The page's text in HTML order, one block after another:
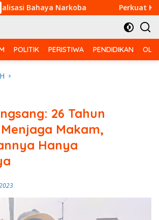
Narkoba Perkuat
POLITIK PERISTIWA PENDIDIKAN
26 Tahun
Makam,
Hanya